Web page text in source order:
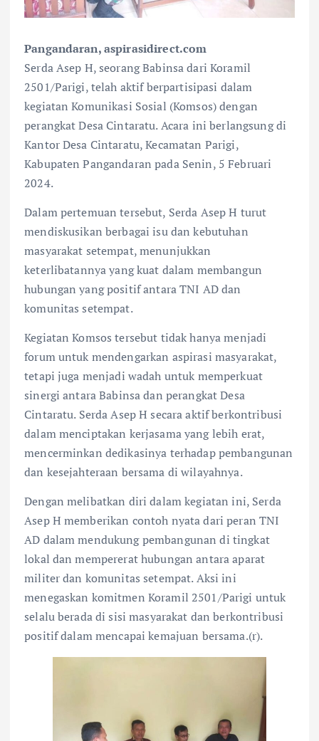
Pangandaran, aspirasidirect.com
Serda Asep H, seorang Babinsa dari Koramil
2501/Parigi, telah aktif berpartisipasi dalam
kegiatan Komunikasi Sosial (Komsos) dengan
perangkat Desa Cintaratu. Acara ini berlangsung di
Kantor Desa Cintaratu, Kecamatan Parigi,
Kabupaten Pangandaran pada Senin, 5 Februari
2024.
Dalam pertemuan tersebut, Serda Asep H turut
mendiskusikan berbagai isu dan kebutuhan
masyarakat setempat, menunjukkan
keterlibatannya yang kuat dalam membangun
hubungan yang positif antara TNI AD dan
komunitas setempat.
Kegiatan Komsos tersebut tidak hanya menjadi
forum untuk mendengarkan aspirasi masyarakat,
tetapi juga menjadi wadah untuk memperkuat
sinergi antara Babinsa dan perangkat Desa
Cintaratu. Serda Asep H secara aktif berkontribusi
dalam menciptakan kerjasama yang lebih erat,
mencerminkan dedikasinya terhadap pembangunan
dan kesejahteraan bersama di wilayahnya.
Dengan melibatkan diri dalam kegiatan ini, Serda
Asep H memberikan contoh nyata dari peran TNI
AD dalam mendukung pembangunan di tingkat
lokal dan mempererat hubungan antara aparat
militer dan komunitas setempat. Aksi ini
menegaskan komitmen Koramil 2501/Parigi untuk
selalu berada di sisi masyarakat dan berkontribusi
positif dalam mencapai kemajuan bersama.(r).